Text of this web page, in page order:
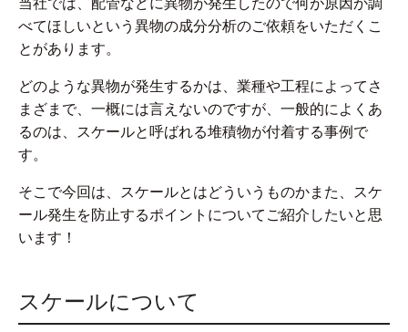
当社では、配管などに異物が発生したので何が原因か調
べてほしいという異物の成分分析のご依頼をいただくこ
とがあります。
どのような異物が発生するかは、業種や工程によってさ
まざまで、一概には言えないのですが、一般的によくあ
るのは、スケールと呼ばれる堆積物が付着する事例で
す。
そこで今回は、スケールとはどういうものかまた、スケ
ール発生を防止するポイントについてご紹介したいと思
います！
スケールについて